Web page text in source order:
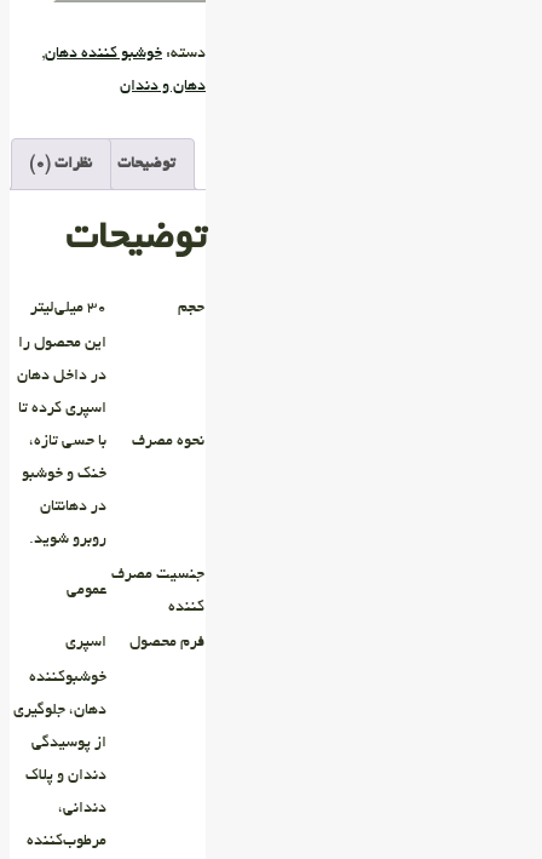
دسته: خوشبو کننده دهان,
دهان و دندان
توضیحات نظرات (0)
توضیحات
حجم ۳۰ میلی‌لیتر
نحوه‌ مصرف
این محصول را
در داخل دهان
اسپری کرده تا
با حسی تازه،
خنک و خوشبو
در دهانتان
روبرو شوید.
جنسیت مصرف
کننده
عمومی
فرم محصول
اسپری
خوشبوکننده‌
دهان، جلوگیری
از پوسیدگی
دندان و پلاک
دندانی،
مرطوب‌کننده